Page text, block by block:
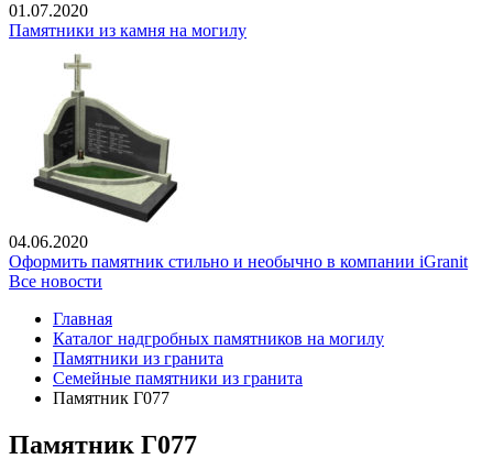
01.07.2020
Памятники из камня на могилу
04.06.2020
Оформить памятник стильно и необычно в компании iGranit
Все новости
Главная
Каталог надгробных памятников на могилу
Памятники из гранита
Семейные памятники из гранита
Памятник Г077
Памятник Г077